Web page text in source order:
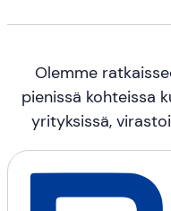
Olemme
pienissä kohteissa
yrityksissä,